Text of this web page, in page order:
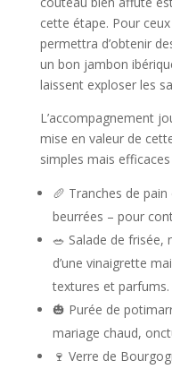
cette étape. Pour
permettra d’obtenir
un bon jambon
laissent exploser les
L’accompagnement
mise en valeur de
simples mais efficaces
🥖 Tranches de
beurrées – pour
🥗 Salade de frisée,
d’une vinaigrette
textures et parfums.
🎃 Purée de
mariage chaud,
🍷 Verre de